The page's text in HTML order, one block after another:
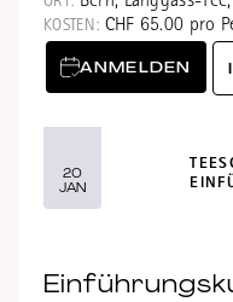
KOSTEN: CHF 65.00 pro
ANMELDEN
20
JAN